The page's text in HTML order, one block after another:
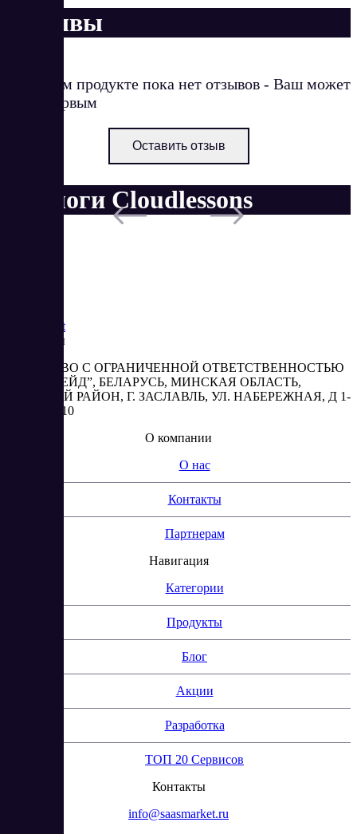
Отзывы
О данном продукте пока нет отзывов - Ваш может
стать первым
Оставить отзыв
Аналоги Cloudlessons
Market
Реквизиты
ОБЩЕСТВО С ОГРАНИЧЕННОЙ ОТВЕТСТВЕННОСТЬЮ
“АБЕСТРЕЙД”, БЕЛАРУСЬ, МИНСКАЯ ОБЛАСТЬ,
МИНСКИЙ РАЙОН, Г. ЗАСЛАВЛЬ, УЛ. НАБЕРЕЖНАЯ, Д 1-
2, КОМ. 310
О компании
О нас
Контакты
Партнерам
Навигация
Категории
Продукты
Блог
Акции
Разработка
ТОП 20 Сервисов
Контакты
info@saasmarket.ru